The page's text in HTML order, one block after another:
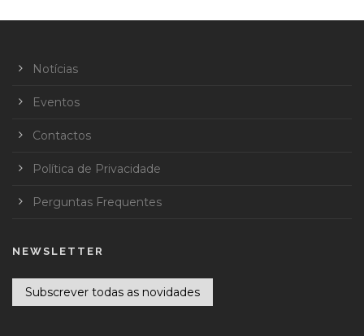
Notícias
Eventos
Contactos
Política de Privacidade
Perguntas Frequentes
NEWSLETTER
Subscrever todas as novidades